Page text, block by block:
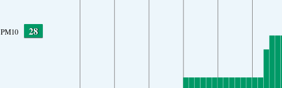
PM10 28